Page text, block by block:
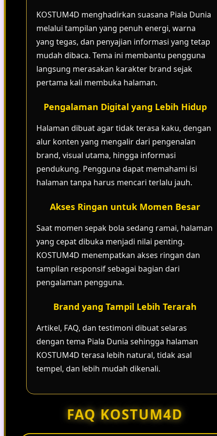
KOSTUM4D menghadirkan suasana Piala Dunia
melalui tampilan yang penuh energi, warna
yang tegas, dan penyajian informasi yang tetap
mudah dibaca. Tema ini membantu pengguna
langsung merasakan karakter brand sejak
pertama kali membuka halaman.
Pengalaman Digital yang Lebih Hidup
Halaman dibuat agar tidak terasa kaku, dengan
alur konten yang mengalir dari pengenalan
brand, visual utama, hingga informasi
pendukung. Pengguna dapat memahami isi
halaman tanpa harus mencari terlalu jauh.
Akses Ringan untuk Momen Besar
Saat momen sepak bola sedang ramai, halaman
yang cepat dibuka menjadi nilai penting.
KOSTUM4D menempatkan akses ringan dan
tampilan responsif sebagai bagian dari
pengalaman pengguna.
Brand yang Tampil Lebih Terarah
Artikel, FAQ, dan testimoni dibuat selaras
dengan tema Piala Dunia sehingga halaman
KOSTUM4D terasa lebih natural, tidak asal
tempel, dan lebih mudah dikenali.
FAQ KOSTUM4D